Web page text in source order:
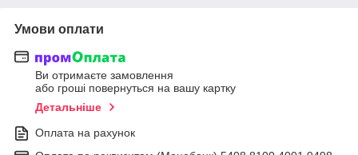
Умови оплати
Ви отримаєте замовлення
або гроші повернуться на вашу картку
Детальніше
Оплата на рахунок